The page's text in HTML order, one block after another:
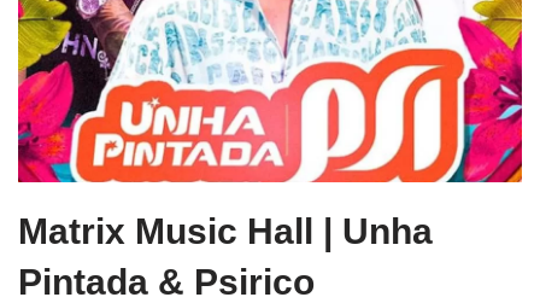
Matrix Music Hall | Unha
Pintada & Psirico